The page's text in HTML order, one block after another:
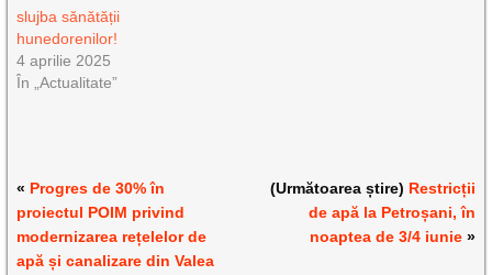
slujba sănătății
hunedorenilor!
4 aprilie 2025
În „Actualitate”
« Progres de 30% în
proiectul POIM privind
modernizarea rețelelor de
apă și canalizare din Valea
(Următoarea știre) Restricții
de apă la Petroșani, în
noaptea de 3/4 iunie»